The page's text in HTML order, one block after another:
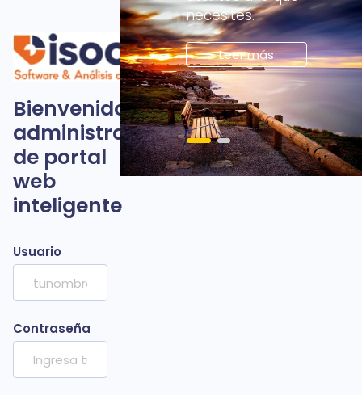
Bienvenido
administrador
de portal
web
inteligente
Usuario
Contraseña
necesites.
Leer más